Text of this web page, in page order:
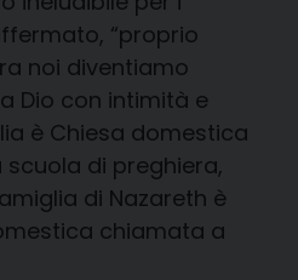
“proprio
noi diventiamo
Dio con intimità e
è Chiesa domestica
scuola di preghiera,
di Nazareth è
chiamata a